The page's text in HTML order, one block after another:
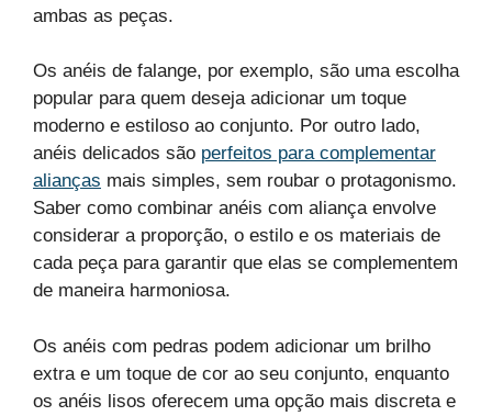
ambas as peças.
Os anéis de falange, por exemplo, são uma escolha
popular para quem deseja adicionar um toque
moderno e estiloso ao conjunto. Por outro lado,
anéis delicados são perfeitos para complementar
alianças mais simples, sem roubar o protagonismo.
Saber como combinar anéis com aliança envolve
considerar a proporção, o estilo e os materiais de
cada peça para garantir que elas se complementem
de maneira harmoniosa.
Os anéis com pedras podem adicionar um brilho
extra e um toque de cor ao seu conjunto, enquanto
os anéis lisos oferecem uma opção mais discreta e